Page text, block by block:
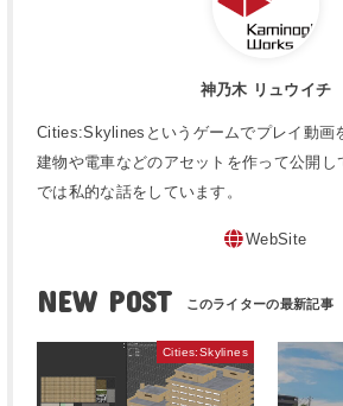
神乃木 リュウイチ
Cities:Skylinesというゲームでプレイ動画
建物や電車などのアセットを作って公開
では私的な話をしています。
WebSite
NEW POST
Cities:Skylines